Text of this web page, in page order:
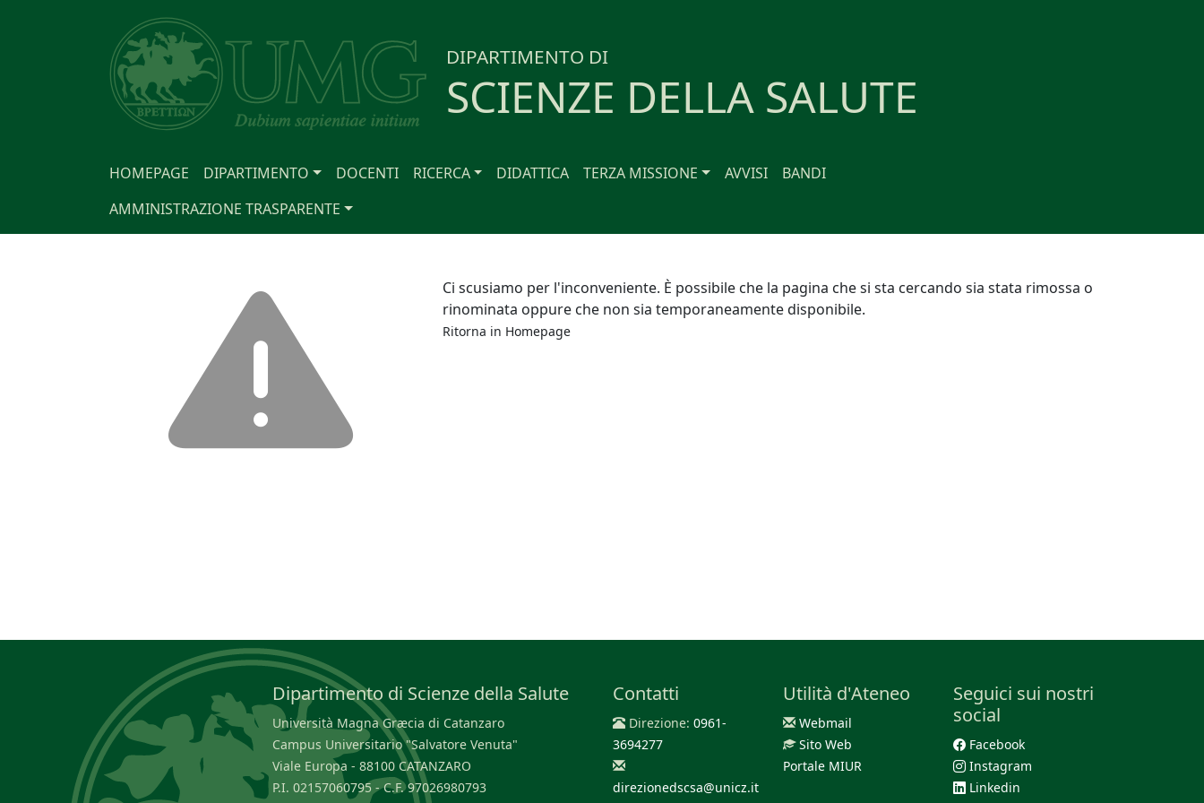
DIPARTIMENTO DI
SCIENZE DELLA SALUTE
HOMEPAGE DIPARTIMENTO DOCENTI RICERCA DIDATTICA TERZA MISSIONE AVVISI
BANDI
AMMINISTRAZIONE TRASPARENTE
Ci scusiamo per l'inconveniente. È possibile che la pagina che si sta cercando sia stata rimossa o
rinominata oppure che non sia temporaneamente disponibile.
Ritorna in Homepage
Dipartimento di Scienze della Salute
Università Magna Græcia di Catanzaro
Campus Universitario "Salvatore Venuta"
Viale Europa - 88100 CATANZARO
P.I. 02157060795 - C.F. 97026980793
Contatti
Direzione: 0961-
3694277
direzionedscsa@unicz.it
Utilità d'Ateneo
Webmail
Sito Web
Portale MIUR
Seguici sui nostri
social
Facebook
Instagram
Linkedin